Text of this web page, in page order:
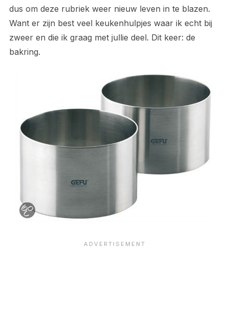
dus om deze rubriek weer nieuw leven in te blazen.
Want er zijn best veel keukenhulpjes waar ik echt bij
zweer en die ik graag met jullie deel. Dit keer: de
bakring.